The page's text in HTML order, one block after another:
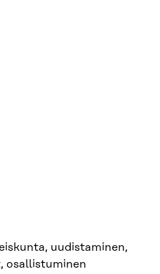
uudistaminen,
osallistuminen